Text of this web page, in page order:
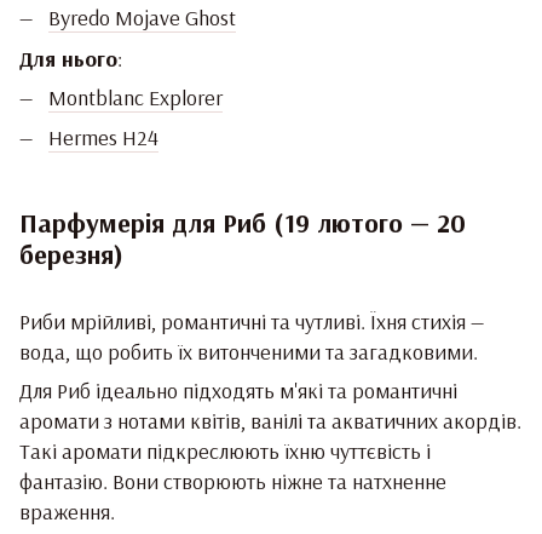
Byredo Mojave Ghost
Для нього:
Montblanc Explorer
Hermes H24
Парфумерія для Риб (19 лютого — 20
березня)
Риби мрійливі, романтичні та чутливі. Їхня стихія —
вода, що робить їх витонченими та загадковими.
Для Риб ідеально підходять м'які та романтичні
аромати з нотами квітів, ванілі та акватичних акордів.
Такі аромати підкреслюють їхню чуттєвість і
фантазію. Вони створюють ніжне та натхненне
враження.